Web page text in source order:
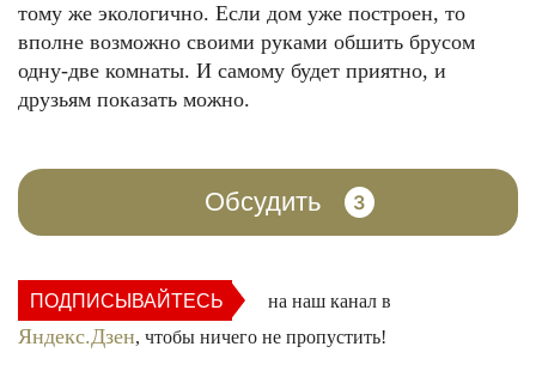
тому же экологично. Если дом уже построен, то
вполне возможно своими руками обшить брусом
одну-две комнаты. И самому будет приятно, и
друзьям показать можно.
Обсудить 3
ПОДПИСЫВАЙТЕСЬ на наш канал в
Яндекс.Дзен, чтобы ничего не пропустить!